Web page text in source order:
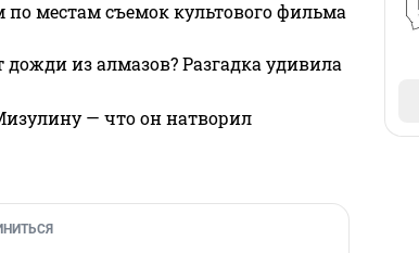
местам съемок культового фильма
из алмазов? Разгадка удивила
— что он натворил